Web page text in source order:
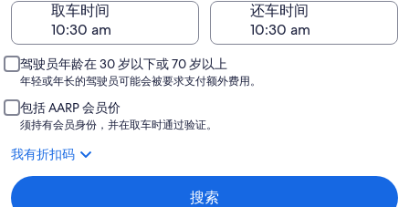
取车时间
还车时间
驾驶员年龄在 30 岁以下或 70 岁以上
年轻或年长的驾驶员可能会被要求支付额外费用。
包括 AARP 会员价
须持有会员身份，并在取车时通过验证。
我有折扣码
搜索